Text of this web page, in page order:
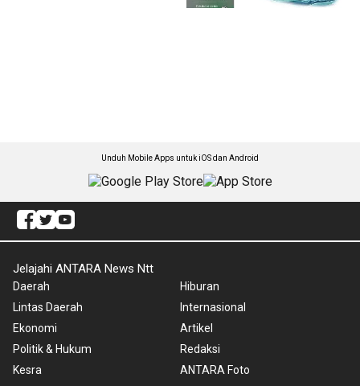
Unduh Mobile Apps untuk iOS dan Android
Jelajahi ANTARA News Ntt
Daerah
Lintas Daerah
Ekonomi
Politik & Hukum
Kesra
Hiburan
Internasional
Artikel
Redaksi
ANTARA Foto